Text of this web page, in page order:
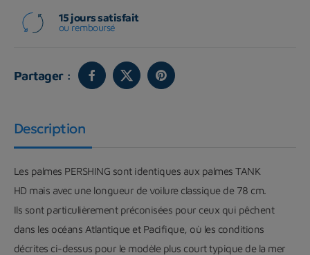
15 jours satisfait
ou remboursé
Partager :
Description
Les palmes PERSHING sont identiques aux palmes TANK
HD mais avec une longueur de voilure classique de 78 cm.
Ils sont particulièrement préconisées pour ceux qui pêchent
dans les océans Atlantique et Pacifique, où les conditions
décrites ci-dessus pour le modèle plus court typique de la mer